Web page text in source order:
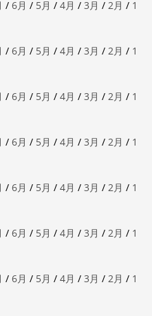
/ 6月 / 5月 / 4月 / 3月 / 2月 / 1
/ 6月 / 5月 / 4月 / 3月 / 2月 / 1
/ 6月 / 5月 / 4月 / 3月 / 2月 / 1
/ 6月 / 5月 / 4月 / 3月 / 2月 / 1
/ 6月 / 5月 / 4月 / 3月 / 2月 / 1
/ 6月 / 5月 / 4月 / 3月 / 2月 / 1
/ 6月 / 5月 / 4月 / 3月 / 2月 / 1